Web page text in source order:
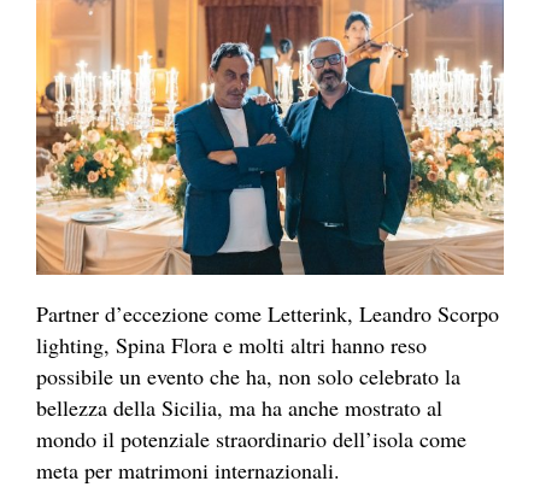
Partner d’eccezione come Letterink, Leandro Scorpo
lighting, Spina Flora e molti altri hanno reso
possibile un evento che ha, non solo celebrato la
bellezza della Sicilia, ma ha anche mostrato al
mondo il potenziale straordinario dell’isola come
meta per matrimoni internazionali.